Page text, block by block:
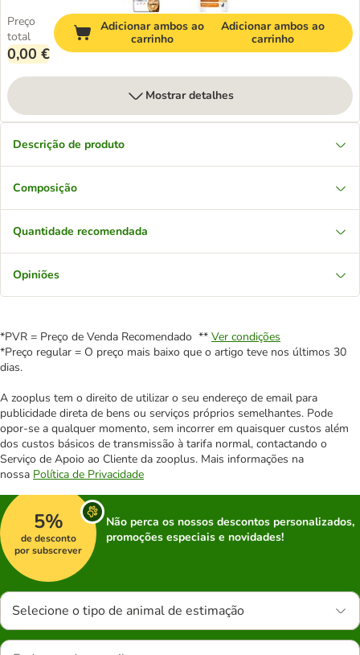
Preço
total
0,00 €
Adicionar ambos ao
carrinho
Adicionar ambos ao
carrinho
Mostrar detalhes
Descrição de produto
Composição
Quantidade recomendada
Opiniões
*PVR = Preço de Venda Recomendado ** Ver condições
*Preço regular = O preço mais baixo que o artigo teve nos últimos 30
dias.
A zooplus tem o direito de utilizar o seu endereço de email para
publicidade direta de bens ou serviços próprios semelhantes. Pode
opor-se a qualquer momento, sem incorrer em quaisquer custos além
dos custos básicos de transmissão à tarifa normal, contactando o
Serviço de Apoio ao Cliente da zooplus. Mais informações na
nossa Política de Privacidade
5%
de desconto
por subscrever
Não perca os nossos descontos personalizados,
promoções especiais e novidades!
Selecione o tipo de animal de estimação